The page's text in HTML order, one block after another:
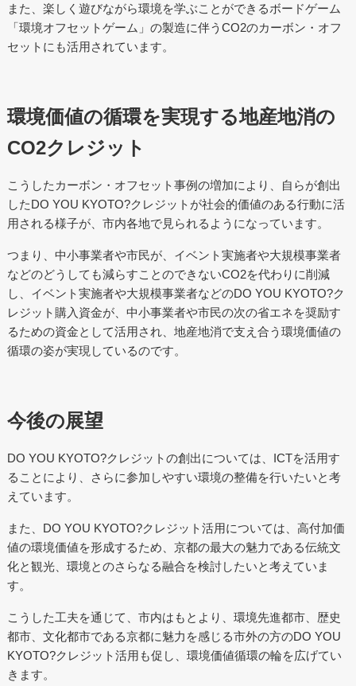
また、楽しく遊びながら環境を学ぶことができるボードゲーム
「環境オフセットゲーム」の製造に伴うCO2のカーボン・オフ
セットにも活用されています。
環境価値の循環を実現する地産地消の
CO2クレジット
こうしたカーボン・オフセット事例の増加により、自らが創出
したDO YOU KYOTO?クレジットが社会的価値のある行動に活
用される様子が、市内各地で見られるようになっています。
つまり、中小事業者や市民が、イベント実施者や大規模事業者
などのどうしても減らすことのできないCO2を代わりに削減
し、イベント実施者や大規模事業者などのDO YOU KYOTO?ク
レジット購入資金が、中小事業者や市民の次の省エネを奨励す
るための資金として活用され、地産地消で支え合う環境価値の
循環の姿が実現しているのです。
今後の展望
DO YOU KYOTO?クレジットの創出については、ICTを活用す
ることにより、さらに参加しやすい環境の整備を行いたいと考
えています。
また、DO YOU KYOTO?クレジット活用については、高付加価
値の環境価値を形成するため、京都の最大の魅力である伝統文
化と観光、環境とのさらなる融合を検討したいと考えていま
す。
こうした工夫を通じて、市内はもとより、環境先進都市、歴史
都市、文化都市である京都に魅力を感じる市外の方のDO YOU
KYOTO?クレジット活用も促し、環境価値循環の輪を広げてい
きます。